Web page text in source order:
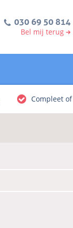
030 69 50 814
Bel mij terug
Compleet